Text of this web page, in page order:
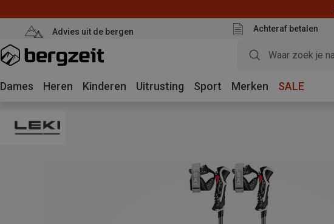
Advies uit de bergen Achteraf betalen
Dames Heren Kinderen Uitrusting Sport Merken SALE